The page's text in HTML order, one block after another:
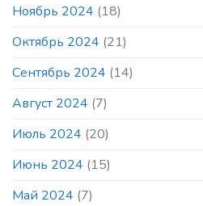
Ноябрь 2024 (18)
Октябрь 2024 (21)
Сентябрь 2024 (14)
Август 2024 (7)
Июль 2024 (20)
Июнь 2024 (15)
Май 2024 (7)